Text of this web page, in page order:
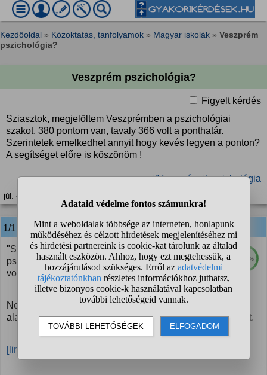
Kezdőoldal » Közoktatás, tanfolyamok » Magyar iskolák » Veszprém
pszichológia?
Veszprém pszichológia?
Figyelt kérdés
Sziasztok, megjelöltem Veszprémben a pszichológiai
szakot. 380 pontom van, tavaly 366 volt a ponthatár.
Szerintetek emelkedhet annyit hogy kevés legyen a ponton?
A segítséget előre is köszönöm !
#Veszprém #pszichológia
júl. 4. 13:21
1/1 anonim válasza:
100%
"Sziasztok, megjelöltem Veszprémben a
pszichológiai szakot. 380 pontom van, tavaly 366
volt a ponthatár. "
Nem, 2024-ben volt 366 a ponthatár (ami sokkolóan
alacsony volt egy pszichó szakhoz képest), tavaly 421 volt.
[link]